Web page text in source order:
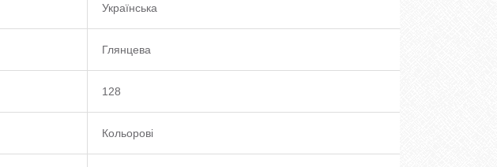
Українська
Глянцева
128
Кольорові